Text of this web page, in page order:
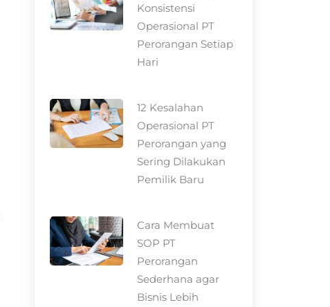
Konsistensi
Operasional PT
Perorangan Setiap
Hari
12 Kesalahan
Operasional PT
Perorangan yang
Sering Dilakukan
Pemilik Baru
Cara Membuat
SOP PT
Perorangan
Sederhana agar
Bisnis Lebih